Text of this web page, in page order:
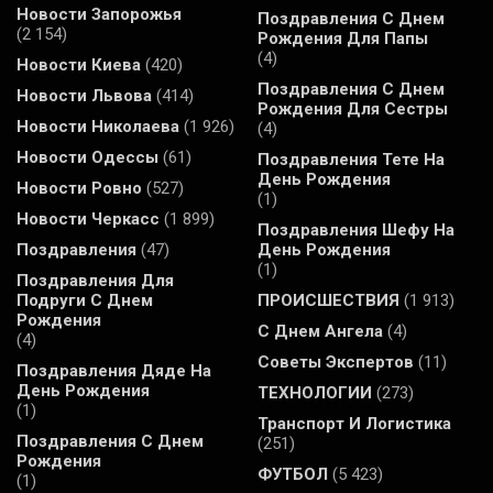
Новости Запорожья
(2 154)
Новости Киева (420)
Новости Львова (414)
Новости Николаева (1 926)
Новости Одессы (61)
Новости Ровно (527)
Новости Черкасс (1 899)
Поздравления (47)
Поздравления Для
Подруги С Днем
Рождения
(4)
Поздравления Дяде На
День Рождения
(1)
Поздравления С Днем
Рождения
(1)
Поздравления С Днем
Рождения Для Папы
(4)
Поздравления С Днем
Рождения Для Сестры
(4)
Поздравления Тете На
День Рождения
(1)
Поздравления Шефу На
День Рождения
(1)
ПРОИСШЕСТВИЯ (1 913)
С Днем Ангела (4)
Советы Экспертов (11)
ТЕХНОЛОГИИ (273)
Транспорт И Логистика
(251)
ФУТБОЛ (5 423)